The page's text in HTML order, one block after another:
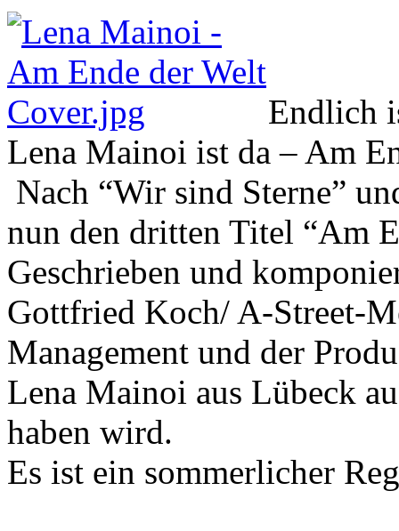
Endlich
Lena Mainoi ist da – Am
Nach “Wir sind Sterne”
nun den dritten Titel “Am
Geschrieben und
Gottfried Koch/ A-Street-
Management und der
Lena Mainoi aus Lübeck
haben wird.
Es ist ein sommerlicher